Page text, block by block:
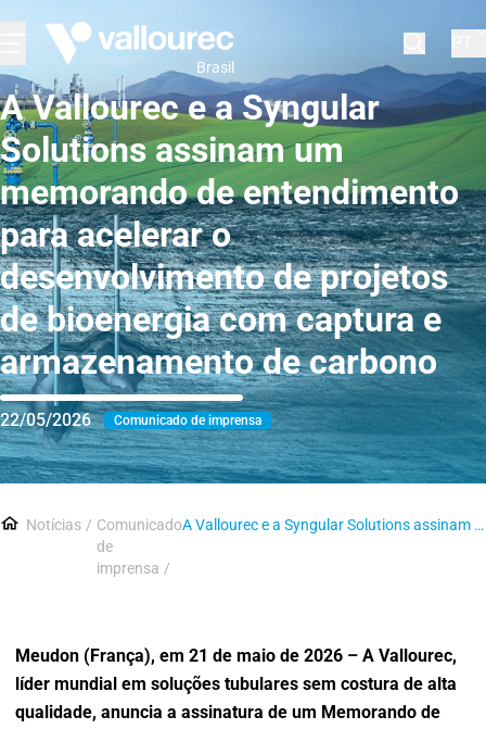
Brasil
A Vallourec e a Syngular
Solutions assinam um
memorando de entendimento
para acelerar o
desenvolvimento de projetos
de bioenergia com captura e
armazenamento de carbono
22/05/2026 Comunicado de imprensa
Notícias
Comunicado
de
imprensa
A Vallourec e a Syngular Solutions assinam um memorando de entendimento para acelerar o desenvolvimento de projetos de bioenergia com captura e armazenamento de carbono
Meudon (França), em 21 de maio de 2026 – A Vallourec,
líder mundial em soluções tubulares sem costura de alta
qualidade, anuncia a assinatura de um Memorando de